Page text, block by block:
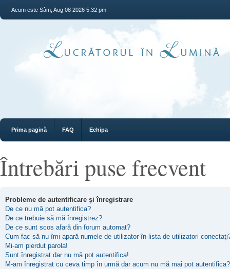
Acum este Sâm, Aug 08 2026 5:32 pm
Prima pagină FAQ Echipa
Întrebări puse frecvent
Probleme de autentificare şi înregistrare
De ce nu mă pot autentifica?
De ce trebuie să mă înregistrez?
De ce sunt scos afară din forum automat?
Cum fac să nu îmi apară numele de utilizator în lista de utilizatori
Mi-am pierdut parola!
Sunt înregistrat dar nu mă pot autentifica!
M-am înregistrat cu ceva timp în urmă dar acum nu mă mai pot